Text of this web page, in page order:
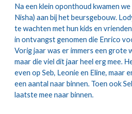
Na een klein oponthoud kwamen
Nisha) aan bij het beursgebouw.
te wachten met hun kids en
in ontvangst genomen die Enrico
Vorig jaar was er immers een grote
maar die viel dit jaar heel erg mee.
even op Seb, Leonie en Eline, maar
een aantal naar binnen. Toen ook
laatste mee naar binnen.